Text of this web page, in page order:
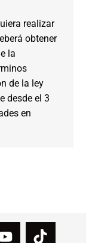
realizar
obtener
la
de la ley
desde el 3
en